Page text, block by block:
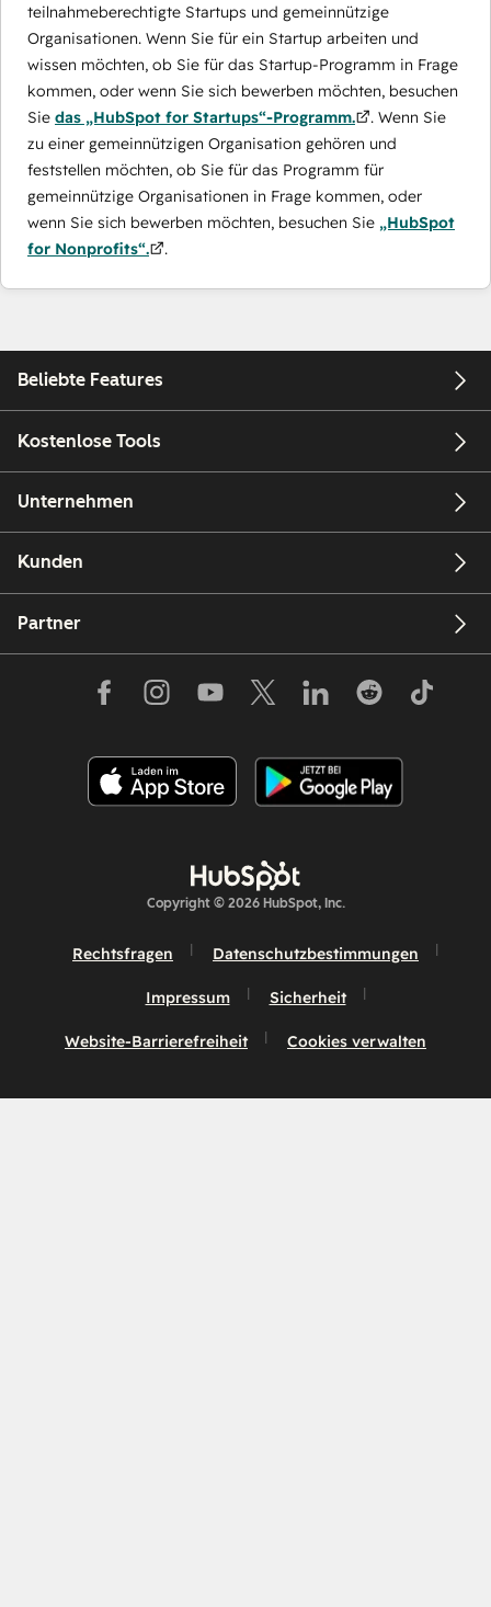
teilnahmeberechtigte Startups und gemeinnützige
Organisationen. Wenn Sie für ein Startup arbeiten und
wissen möchten, ob Sie für das Startup-Programm in Frage
kommen, oder wenn Sie sich bewerben möchten, besuchen
Sie das „HubSpot for Startups“-Programm.
. Wenn Sie
zu einer gemeinnützigen Organisation gehören und
feststellen möchten, ob Sie für das Programm für
gemeinnützige Organisationen in Frage kommen, oder
wenn Sie sich bewerben möchten, besuchen Sie „HubSpot
for Nonprofits“.
.
Beliebte Features
Kostenlose Tools
Unternehmen
Kunden
Partner
Copyright © 2026 HubSpot, Inc.
Rechtsfragen Datenschutzbestimmungen
Impressum Sicherheit
Website-Barrierefreiheit Cookies verwalten